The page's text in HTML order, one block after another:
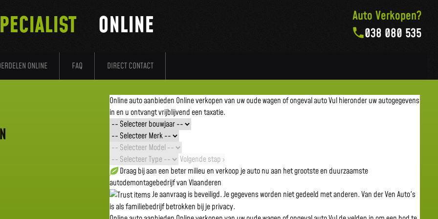
ONLINE FAQ DIRECT CONTACT
ONLINE
Auto Verkopen?
038 080 535
Online auto aanbieden Online verkopen van uw oude wagen of ongeval autoVul hieronder uw autogegevens
in en u ontvangt vrijblijvend een taxatie.
Volgende stap ›
Draag bij aan een beter milieu en verkoop je auto nu aan het grootste en duurzaamste
autodemontagebedrijf van Vlaanderen
Je aanvraag is beveiligd. Je gegevens worden niet gedeeld met anderen. Van der Ven Auto's
is als familiebedrijf betrokken bij je privacy.